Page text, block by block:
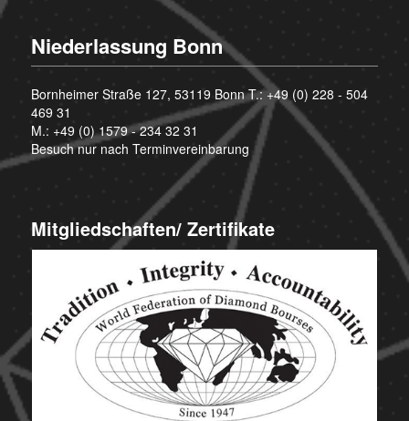
Niederlassung Bonn
Bornheimer Straße 127, 53119 Bonn T.:+49 (0) 228 - 504
469 31
M.: +49 (0) 1579 - 234 32 31
Besuch nur nach Terminvereinbarung
Mitgliedschaften/ Zertifikate